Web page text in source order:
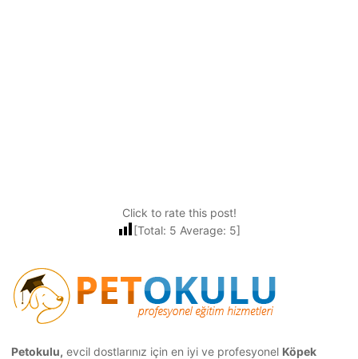
Click to rate this post!
[Total: 5 Average: 5]
Petokulu, evcil dostlarınız için en iyi ve profesyonel Köpek